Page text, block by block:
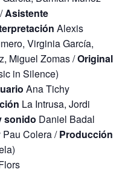
Asistente
Alexis
Virginia García,
Miguel Zomas /Original
in Silence)
Ana Tichy
La Intrusa, Jordi
sonido Daniel Badal
Pau Colera /Producción